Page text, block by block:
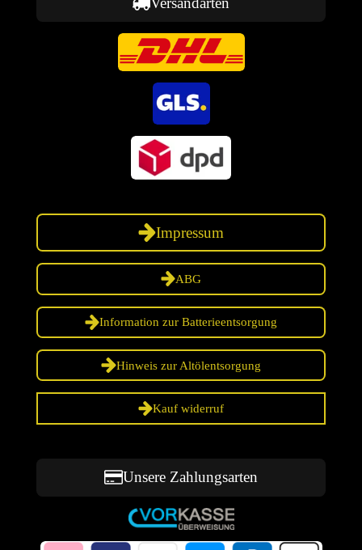
Impressum
ABG
Information zur Batterieentsorgung
Hinweis zur Altölentsorgung
Kauf widerruf
Unsere Zahlungsarten